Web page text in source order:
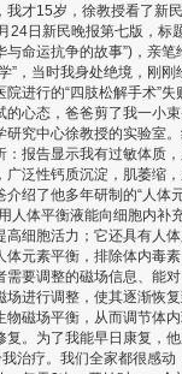
才15岁，徐教授看了新民
24日新民晚报第七版，标
命运抗争的故事”)，亲笔
”，当时我身处绝境，刚
院进行的“四肢松解手术”失
的心态，爸爸剪了我一小
研究中心徐教授的实验室
：报告显示我有过敏体质
广泛性钙质沉淀，肌萎缩，
绍了他多年研制的“人体
人体平衡液能向细胞内补
高细胞活力；它还具有人
体元素平衡，排除体内毒
需要调整的磁场信息、能
场进行调整，使其逐渐恢
物磁场平衡，从而调节体
复。为了我能早日康复，
我治疗。我们全家都很感